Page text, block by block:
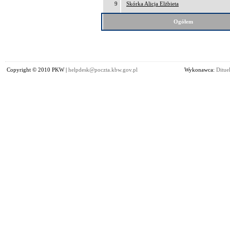
9 Skórka Alicja Elżbieta
Ogółem
Copyright © 2010 PKW | helpdesk@poczta.kbw.gov.pl Wykonawca: